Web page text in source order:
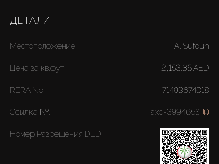
ДЕТАЛИ
Местоположение: Al Sufouh
Цена за кв.фут 2,153.85 AED
RERA No.: 71493674018
Ссылка №.: axc-3994658
Номер Разрешения DLD: